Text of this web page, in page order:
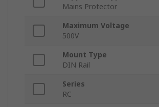
Mains Protector
Maximum Voltage
500V
Mount Type
DIN Rail
Series
RC